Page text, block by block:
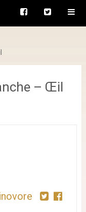
– Œil